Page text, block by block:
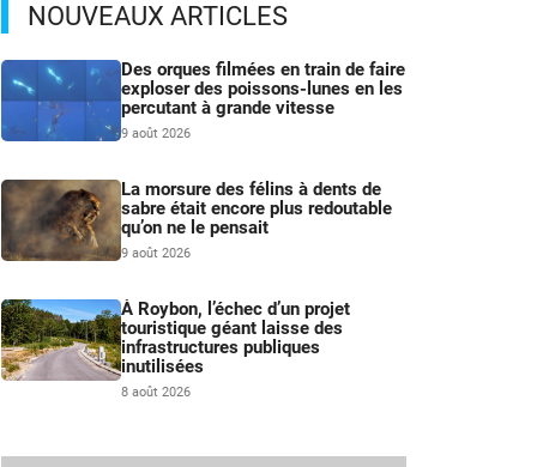
NOUVEAUX ARTICLES
Des orques filmées en train de faire
exploser des poissons-lunes en les
percutant à grande vitesse
9 août 2026
La morsure des félins à dents de
sabre était encore plus redoutable
qu’on ne le pensait
9 août 2026
À Roybon, l’échec d’un projet
touristique géant laisse des
infrastructures publiques
inutilisées
8 août 2026